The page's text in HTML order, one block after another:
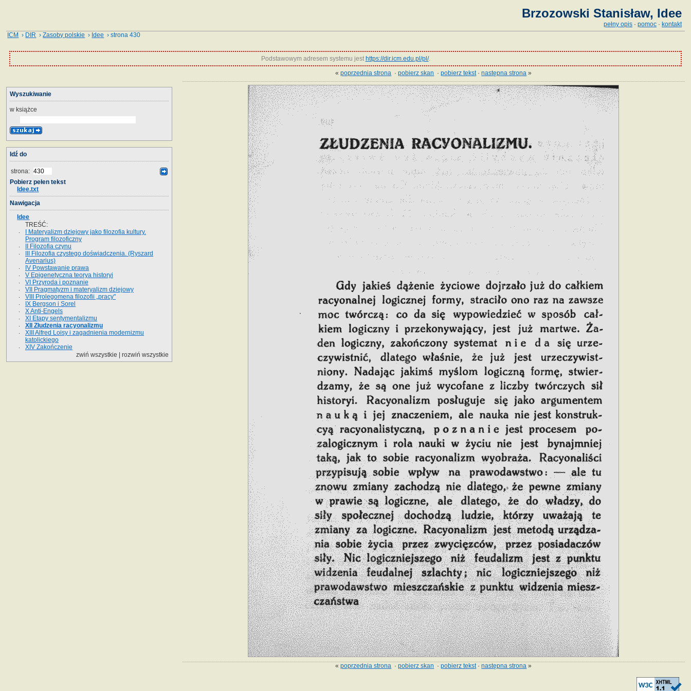
Brzozowski Stanisław, Idee
pełny opis · pomoc · kontakt
ICM › DIR ›Zasoby polskie › Idee › strona 430
Podstawowym adresem systemu jest https://dir.icm.edu.pl/pl/.
«poprzednia strona ·pobierz skan ·pobierz tekst·następna strona »
«poprzednia strona ·pobierz skan ·pobierz tekst·następna strona »
Wyszukiwanie
w książce
Idź do
strona:
Pobierz pełen tekst
Idee.txt
Nawigacja
Idee
TREŚĆ:
I Materyalizm dziejowy jako filozofia kultury.
Program filozoficzny
II Filozofia czynu
III Filozofia czystego doświadczenia. (Ryszard
Avenarius)
IV Powstawanie prawa
V Epigenetyczna teorya historyi
VI Przyroda i poznanie
VII Pragmatyzm i materyalizm dziejowy
VIII Prolegomena filozofii „pracy"
IX Bergson i Sorel
X Anti-Engels
XI Etapy sentymentalizmu
XII Złudzenia racyonalizmu
XIII Alfred Loisy i zagadnienia modernizmu
katolickiego
XIV Zakończenie
zwiń wszystkie |rozwiń wszystkie